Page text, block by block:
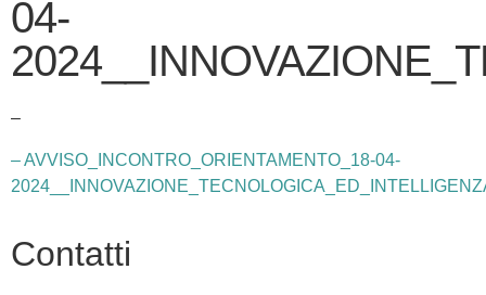
04-
–
– AVVISO_INCONTRO_ORIENTAMENTO_18-04-
Contatti